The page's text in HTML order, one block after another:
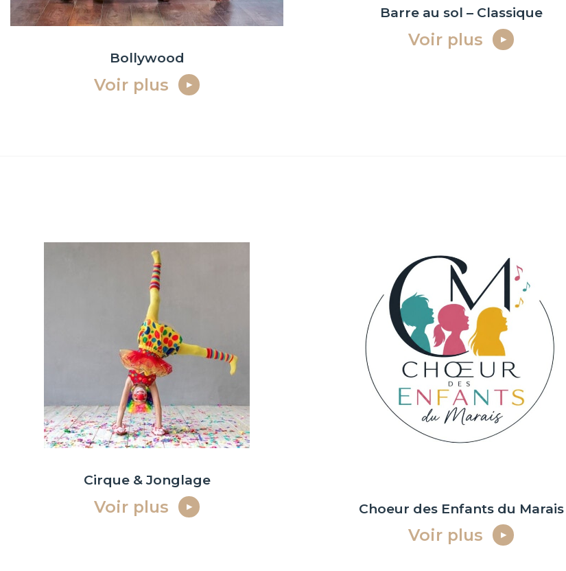
Bollywood
Voir plus
Barre au sol – Classique
Voir plus
Cirque & Jonglage
Voir plus Choeur des Enfants du Marais
Voir plus